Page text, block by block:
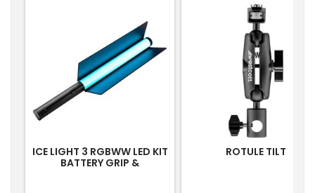
ICE LIGHT 3 RGBWW LED KIT
BATTERY GRIP &
ROTULE TILT